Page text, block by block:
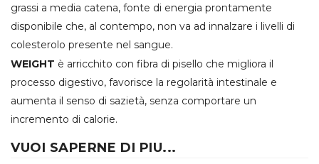
grassi a media catena, fonte di energia prontamente
disponibile che, al contempo, non va ad innalzare i livelli di
colesterolo presente nel sangue.
WEIGHT è arricchito con fibra di pisello che migliora il
processo digestivo, favorisce la regolarità intestinale e
aumenta il senso di sazietà, senza comportare un
incremento di calorie.
VUOI SAPERNE DI PIU...